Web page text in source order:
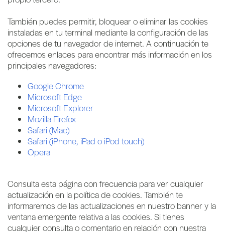
También puedes permitir, bloquear o eliminar las cookies
instaladas en tu terminal mediante la configuración de las
opciones de tu navegador de internet. A continuación te
ofrecemos enlaces para encontrar más información en los
principales navegadores:
Google Chrome
Microsoft Edge
Microsoft Explorer
Mozilla Firefox
Safari (Mac)
Safari (iPhone, iPad o iPod touch)
Opera
Consulta esta página con frecuencia para ver cualquier
actualización en la política de cookies. También te
informaremos de las actualizaciones en nuestro banner y la
ventana emergente relativa a las cookies. Si tienes
cualquier consulta o comentario en relación con nuestra